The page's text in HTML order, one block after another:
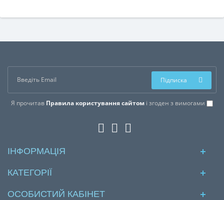
Я прочитав Правила користування сайтом і згоден з вимогами
Підписка
ІНФОРМАЦІЯ
КАТЕГОРІЇ
ОСОБИСТИЙ КАБІНЕТ